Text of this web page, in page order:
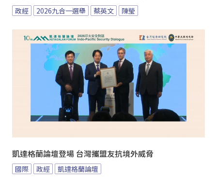
政經 2026九合一選舉 蔡英文 陳瑩
凱達格蘭論壇登場 台灣攜盟友抗境外威脅
國際 政經 凱達格蘭論壇